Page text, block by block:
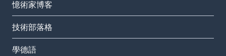
憶術家博客
技術部落格
學德語